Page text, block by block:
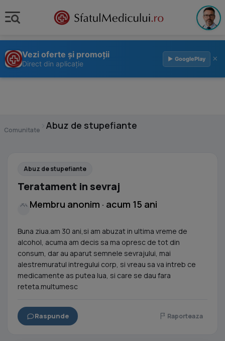
Vezi oferte și promoții
Direct din aplicație
▶ GooglePlay ×
Comunitate Abuz de stupefiante
Abuz de stupefiante
Teratament in sevraj
Membru anonim · acum 15 ani
Buna ziua.am 30 ani,si am abuzat in ultima vreme de
alcohol, acuma am decis sa ma opresc de tot din
consum, dar au aparut semnele sevrajului, mai
alestremuratul intregului corp, si vreau sa va intreb ce
medicamente as putea lua, si care se dau fara
reteta.multumesc
Raspunde Raporteaza